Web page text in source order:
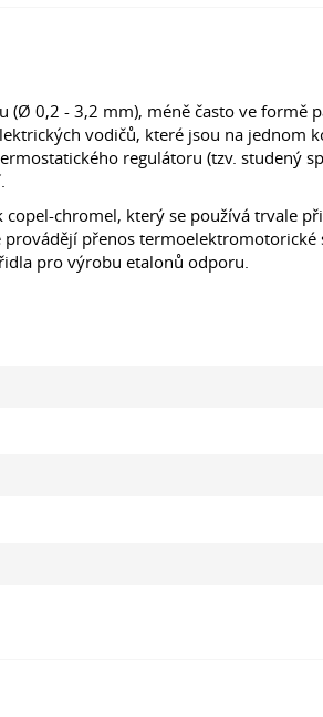
(Ø 0,2 - 3,2 mm), méně často ve
vodičů, které jsou na
regulátoru (tzv.
chromel, který se používá trvale
provádějí přenos
pro výrobu etalonů odporu.